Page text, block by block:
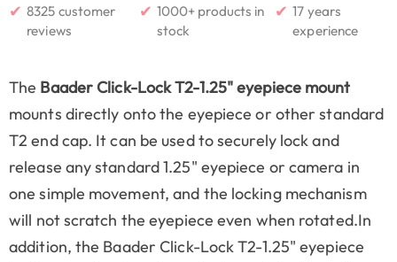
✔ 8325 customer
reviews
✔ 1000+ products in
stock
✔ 17 years
experience
The Baader Click-Lock T2-1.25" eyepiece mount
mounts directly onto the eyepiece or other standard
T2 end cap. It can be used to securely lock and
release any standard 1.25" eyepiece or camera in
one simple movement, and the locking mechanism
will not scratch the eyepiece even when rotated.In
addition, the Baader Click-Lock T2-1.25" eyepiece